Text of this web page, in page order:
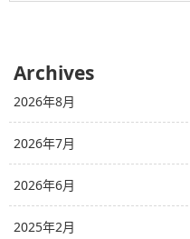
Archives
2026年8月
2026年7月
2026年6月
2025年2月